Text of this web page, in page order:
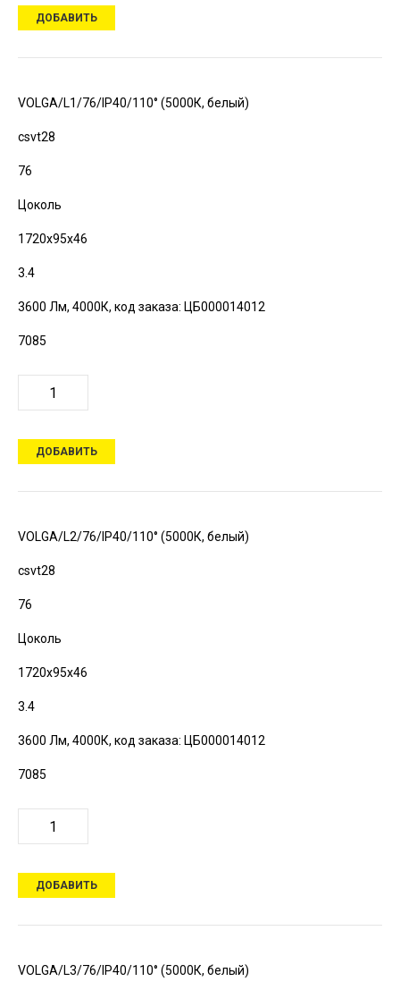
ДОБАВИТЬ
VOLGA/L1/76/IP40/110° (5000К, белый)
csvt28
76
Цоколь
1720х95х46
3.4
3600 Лм, 4000К, код заказа: ЦБ000014012
7085
ДОБАВИТЬ
VOLGA/L2/76/IP40/110° (5000К, белый)
csvt28
76
Цоколь
1720х95х46
3.4
3600 Лм, 4000К, код заказа: ЦБ000014012
7085
ДОБАВИТЬ
VOLGA/L3/76/IP40/110° (5000К, белый)